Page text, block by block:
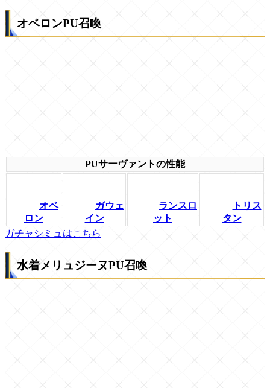
オベロンPU召喚
PUサーヴァントの性能
オベ
ロン
ガウェ
イン
ランスロ
ット
トリス
タン
ガチャシミュはこちら
水着メリュジーヌPU召喚